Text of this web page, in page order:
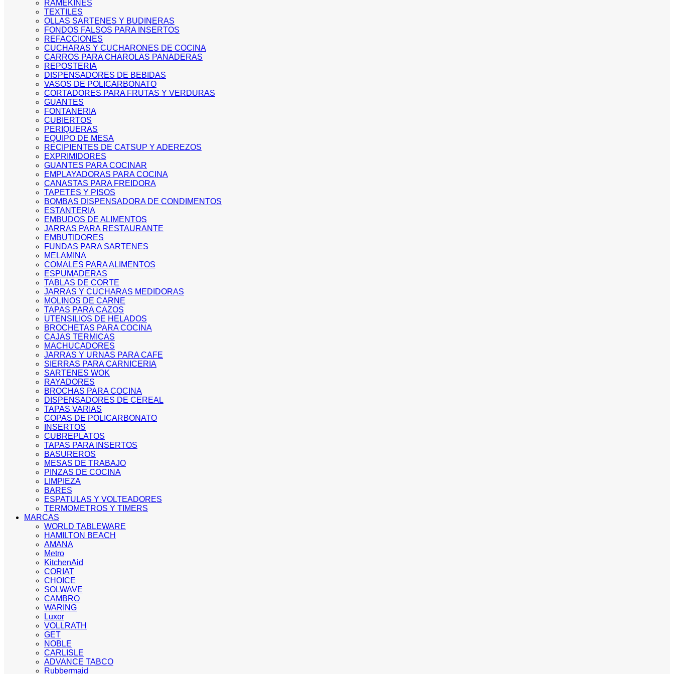
RAMEKINES
TEXTILES
OLLAS SARTENES Y BUDINERAS
FONDOS FALSOS PARA INSERTOS
REFACCIONES
CUCHARAS Y CUCHARONES DE COCINA
CARROS PARA CHAROLAS PANADERAS
REPOSTERIA
DISPENSADORES DE BEBIDAS
VASOS DE POLICARBONATO
CORTADORES PARA FRUTAS Y VERDURAS
GUANTES
FONTANERIA
CUBIERTOS
PERIQUERAS
EQUIPO DE MESA
RECIPIENTES DE CATSUP Y ADEREZOS
EXPRIMIDORES
GUANTES PARA COCINAR
EMPLAYADORAS PARA COCINA
CANASTAS PARA FREIDORA
TAPETES Y PISOS
BOMBAS DISPENSADORA DE CONDIMENTOS
ESTANTERIA
EMBUDOS DE ALIMENTOS
JARRAS PARA RESTAURANTE
EMBUTIDORES
FUNDAS PARA SARTENES
MELAMINA
COMALES PARA ALIMENTOS
ESPUMADERAS
TABLAS DE CORTE
JARRAS Y CUCHARAS MEDIDORAS
MOLINOS DE CARNE
TAPAS PARA CAZOS
UTENSILIOS DE HELADOS
BROCHETAS PARA COCINA
CAJAS TERMICAS
MACHUCADORES
JARRAS Y URNAS PARA CAFE
SIERRAS PARA CARNICERIA
SARTENES WOK
RAYADORES
BROCHAS PARA COCINA
DISPENSADORES DE CEREAL
TAPAS VARIAS
COPAS DE POLICARBONATO
INSERTOS
CUBREPLATOS
TAPAS PARA INSERTOS
BASUREROS
MESAS DE TRABAJO
PINZAS DE COCINA
LIMPIEZA
BARES
ESPATULAS Y VOLTEADORES
TERMOMETROS Y TIMERS
MARCAS
WORLD TABLEWARE
HAMILTON BEACH
AMANA
Metro
KitchenAid
CORIAT
CHOICE
SOLWAVE
CAMBRO
WARING
Luxor
VOLLRATH
GET
NOBLE
CARLISLE
ADVANCE TABCO
Rubbermaid